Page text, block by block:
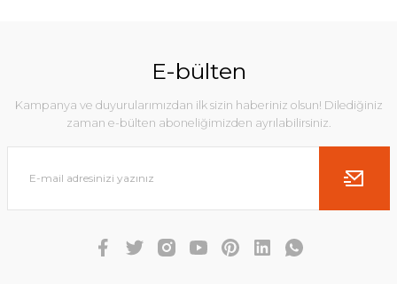
E-bülten
Kampanya ve duyurularımızdan ilk sizin haberiniz olsun! Dilediğiniz
zaman e-bülten aboneliğimizden ayrılabilirsiniz.